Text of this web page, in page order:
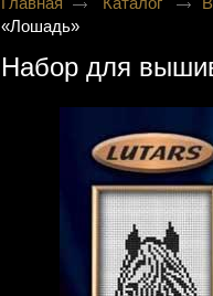
«Лошадь»
Набор для